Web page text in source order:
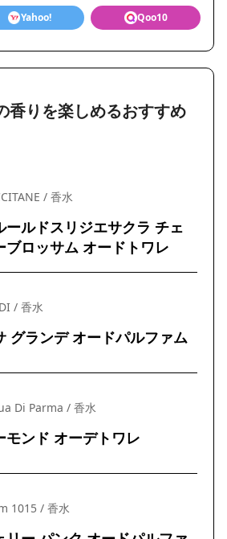
Yahoo! Qoo10
香りを楽しめるおすすめ
/ 香水
ールドスリジエサクラ チェ
ブロッサム オードトワレ
/ 香水
グランデ オードパルファム
Di Parma / 香水
モンド オーデトワレ
1015 / 香水